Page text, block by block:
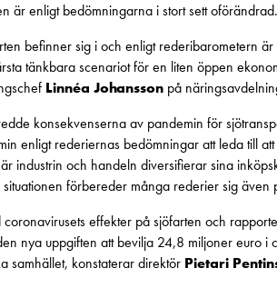
är enligt bedömningarna i stort sett oförändrad.
befinner sig i och enligt rederibarometern
tänkbara scenariot för en liten öppen
Linnéa Johansson på
konsekvenserna av pandemin för
enligt rederiernas bedömningar att leda till
industrin och handeln diversifierar sina
förbereder många rederier sig även
effekter på sjöfarten och
nya uppgiften att bevilja 24,8 miljoner euro
samhället, konstaterar direktör Pietari